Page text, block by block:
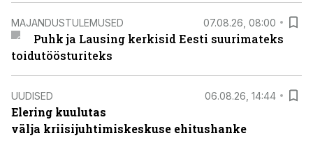
MAJANDUSTULEMUSED 07.08.26, 08:00
Puhk ja Lausing kerkisid Eesti suurimateks
toidutöösturiteks
UUDISED 06.08.26, 14:44
Elering kuulutas
välja kriisijuhtimiskeskuse ehitushanke